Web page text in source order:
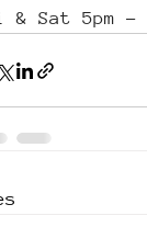
& Sat 5pm -